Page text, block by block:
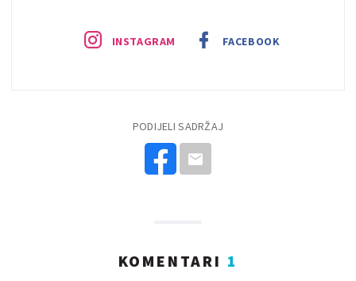
INSTAGRAM FACEBOOK
PODIJELI SADRŽAJ
KOMENTARI 1